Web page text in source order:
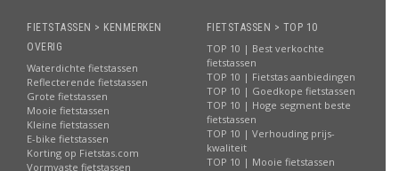
FIETSTASSEN > KENMERKEN
OVERIG
Waterdichte fietstassen
Reflecterende fietstassen
Grote fietstassen
Mooie fietstassen
Kleine fietstassen
E-bike fietstassen
Korting op Fietstas.com
Vormvaste fietstassen
FIETSTASSEN > TOP 10
TOP 10 | Best verkochte
fietstassen
TOP 10 | Fietstas aanbiedingen
TOP 10 | Goedkope fietstassen
TOP 10 | Hoge segment beste
fietstassen
TOP 10 | Verhouding prijs-
kwaliteit
TOP 10 | Mooie fietstassen